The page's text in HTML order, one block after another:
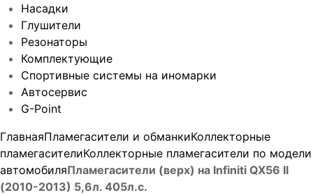
Насадки
Глушители
Резонаторы
Комплектующие
Спортивные системы на иномарки
Автосервис
G-Point
ГлавнаяПламегасители и обманкиКоллекторные
пламегасителиКоллекторные пламегасители по модели
автомобиляПламегасители (верх) на Infiniti QX56 II
(2010-2013) 5,6л. 405л.с.